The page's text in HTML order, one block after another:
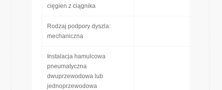
cięgien z ciągnika
Rodzaj podpory dyszla:
mechaniczna
Instalacja hamulcowa
pneumatyczna
dwuprzewodowa lub
jednoprzewodowa